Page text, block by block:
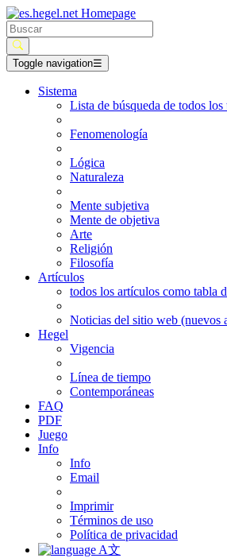
Toggle navigation☰
Sistema
Lista de búsqueda de todos
Fenomenología
Lógica
Naturaleza
Mente subjetiva
Mente de objetiva
Arte
Religión
Filosofía
Artículos
todos los artículos como tabla
Noticias del sitio web (nuevos
Hegel
Vigencia
Línea de tiempo
Contemporáneas
FAQ
PDF
Juego
Info
Info
Email
Imprimir
Términos de uso
Política de privacidad
A文